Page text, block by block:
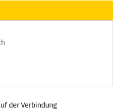
der Verbindung